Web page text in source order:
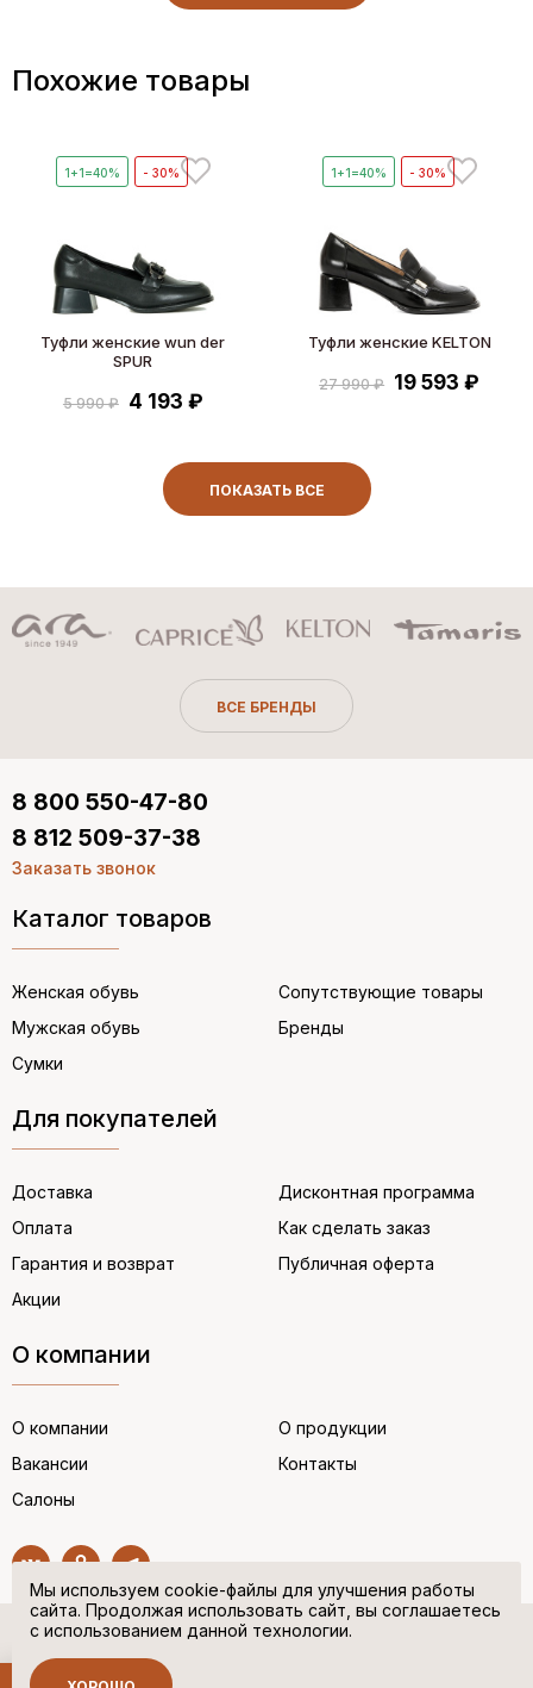
Похожие товары
1+1=40% - 30%
Туфли женские wun der
SPUR
5 990 ₽ 4 193 ₽
1+1=40% - 30%
Туфли женские KELTON
27 990 ₽ 19 593 ₽
ПОКАЗАТЬ ВСЕ
ВСЕ БРЕНДЫ
Каталог товаров
Женская обувь
Мужская обувь
Сумки
Сопутствующие товары
Бренды
Для покупателей
Доставка
Оплата
Гарантия и возврат
Акции
Дисконтная программа
Как сделать заказ
Публичная оферта
О компании
О компании
Вакансии
Салоны
О продукции
Контакты
8 800 550-47-80
8 812 509-37-38
Заказать звонок
© “НЕМЕЦКАЯ ОБУВЬ” 2017. Все права защищены.
Политика в отношении персональных данных
Мы используем cookie-файлы для улучшения работы
сайта. Продолжая использовать сайт, вы соглашаетесь
с использованием данной технологии.